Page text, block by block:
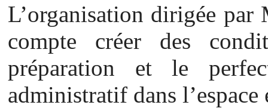
L’organisation dirigée
compte créer des
préparation et le
administratif dans l’espace